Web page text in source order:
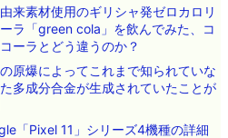
来素材使用のギリシャ発ゼロカロリ
ラ「green cola」を飲んでみた、コ
ーラとどう違うのか？
原爆によってこれまで知られていな
多成分合金が生成されていたことが
「Pixel 11」シリーズ4機種の詳細